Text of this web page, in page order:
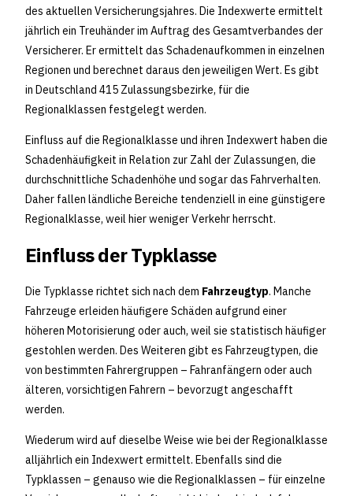
des aktuellen Versicherungsjahres. Die Indexwerte ermittelt
jährlich ein Treuhänder im Auftrag des Gesamtverbandes der
Versicherer. Er ermittelt das Schadenaufkommen in einzelnen
Regionen und berechnet daraus den jeweiligen Wert. Es gibt
in Deutschland 415 Zulassungsbezirke, für die
Regionalklassen festgelegt werden.
Einfluss auf die Regionalklasse und ihren Indexwert haben die
Schadenhäufigkeit in Relation zur Zahl der Zulassungen, die
durchschnittliche Schadenhöhe und sogar das Fahrverhalten.
Daher fallen ländliche Bereiche tendenziell in eine günstigere
Regionalklasse, weil hier weniger Verkehr herrscht.
Einfluss der Typklasse
Die Typklasse richtet sich nach dem Fahrzeugtyp. Manche
Fahrzeuge erleiden häufigere Schäden aufgrund einer
höheren Motorisierung oder auch, weil sie statistisch häufiger
gestohlen werden. Des Weiteren gibt es Fahrzeugtypen, die
von bestimmten Fahrergruppen – Fahranfängern oder auch
älteren, vorsichtigen Fahrern – bevorzugt angeschafft
werden.
Wiederum wird auf dieselbe Weise wie bei der Regionalklasse
alljährlich ein Indexwert ermittelt. Ebenfalls sind die
Typklassen – genauso wie die Regionalklassen – für einzelne